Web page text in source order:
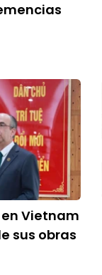
Vietnam
sus obras